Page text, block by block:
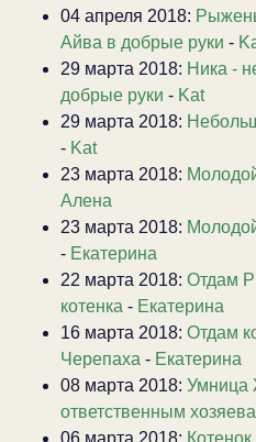
04 апреля 2018:
Айва в добрые руки -
29 марта 2018: Ника -
добрые руки - Kat
29 марта 2018:
- Kat
23 марта 2018:
Алена
23 марта 2018:
- Екатерина
22 марта 2018: Отдам
котенка - Екатерина
16 марта 2018: Отдам
Черепаха - Екатерина
08 марта 2018: Умница
ответственным
06 марта 2018: